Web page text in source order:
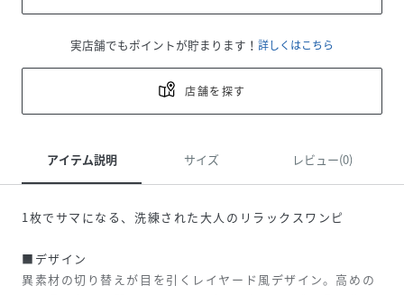
実店舗でもポイントが貯まります！ 詳しくはこちら
店舗を探す
アイテム説明 サイズ レビュー(0)
1枚でサマになる、洗練された大人のリラックスワンピ
■デザイン
異素材の切り替えが目を引くレイヤード風デザイン。高めの